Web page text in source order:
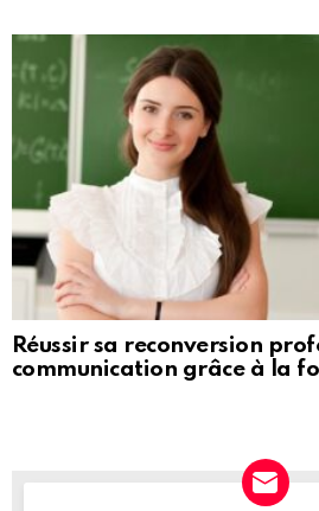
Réussir sa reconversion
communication grâce à la